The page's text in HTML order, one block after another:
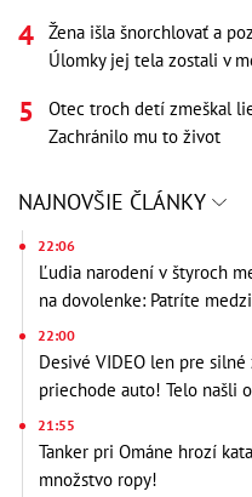
Žena išla šnorchlovať a
Úlomky jej tela zostali v
Otec troch detí zmeškal
Zachránilo mu to život
NAJNOVŠIE ČLÁNKY
22:06
Ľudia narodení v štyroch
na dovolenke: Patríte
22:00
Desivé VIDEO len pre
priechode auto! Telo našli
21:55
Tanker pri Ománe hrozí
množstvo ropy!